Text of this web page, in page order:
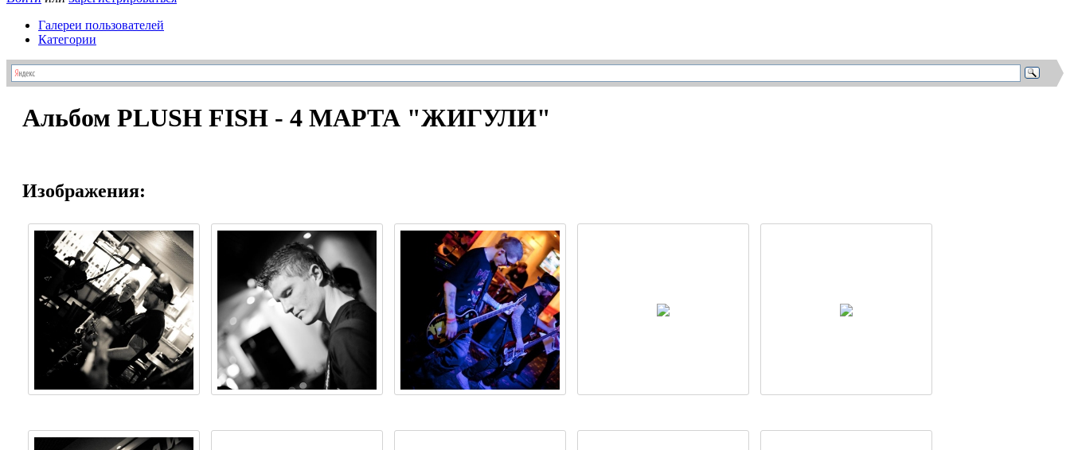
Галереи пользователей
Категории
Альбом PLUSH FISH - 4 МАРТА "ЖИГУЛИ"
Изображения: